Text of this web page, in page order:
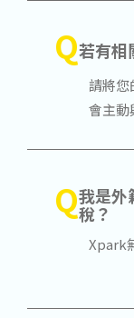
Q若有相
請將您
會主動
Q我是外
稅？
Xpark